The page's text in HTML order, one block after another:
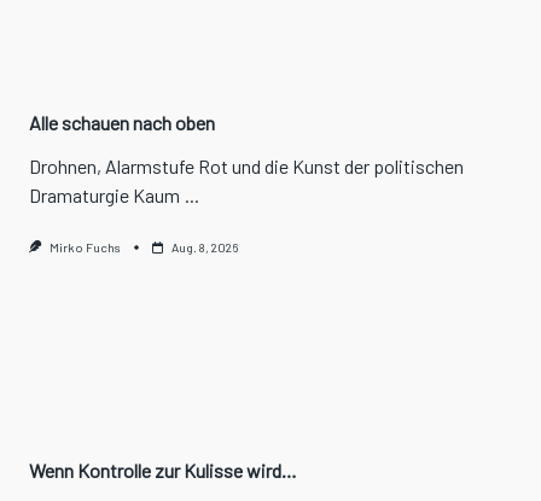
Alle schauen nach oben
Drohnen, Alarmstufe Rot und die Kunst der politischen
Dramaturgie Kaum
Mirko Fuchs Aug. 8, 2026
Wenn Kontrolle zur Kulisse wird…